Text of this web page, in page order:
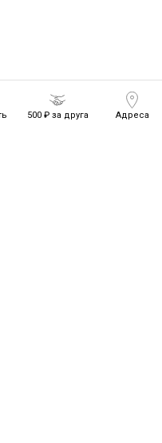
500 ₽ за друга Адреса